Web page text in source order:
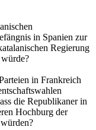
in Spanien zur
Regierung
in Frankreich
die Republikaner in
Hochburg der